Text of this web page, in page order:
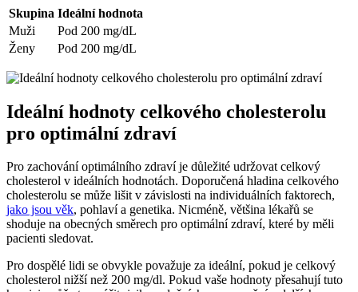
Skupina Ideální‍ hodnota
Muži
Pod 200​ mg/dL
Ženy
Pod 200 mg/dL
Ideální hodnoty celkového cholesterolu
pro optimální ⁢zdraví
Pro zachování optimálního zdraví je důležité udržovat celkový
‍cholesterol v ⁤ideálních hodnotách. Doporučená hladina ​celkového
cholesterolu se může lišit v závislosti na individuálních⁤ faktorech,
jako jsou věk, ⁤pohlaví​ a genetika. Nicméně, většina lékařů ⁤se
shoduje na obecných směrech pro optimální zdraví, které‍ by měli
pacienti ‌sledovat.
Pro dospělé lidi se obvykle považuje⁢ za ideální, pokud⁤ je‌ celkový
cholesterol nižší než 200 mg/dl.⁣ Pokud vaše hodnoty přesahují tuto⁣